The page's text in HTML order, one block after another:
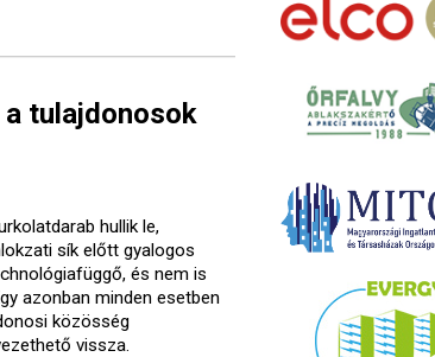
tulajdonosok
hullik le,
sík előtt gyalogos
és nem is
azonban minden esetben
közösség
vissza.